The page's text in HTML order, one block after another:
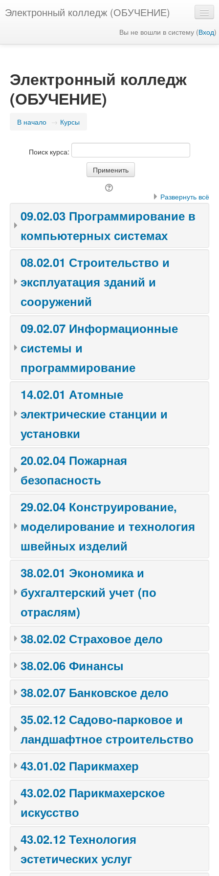
Электронный колледж (ОБУЧЕНИЕ)
Вы не вошли в систему (Вход)
Электронный колледж
(ОБУЧЕНИЕ)
В начало → Курсы
Поиск курса:
Развернуть всё
09.02.03 Программирование в
компьютерных системах
08.02.01 Строительство и
эксплуатация зданий и
сооружений
09.02.07 Информационные
системы и
программирование
14.02.01 Атомные
электрические станции и
установки
20.02.04 Пожарная
безопасность
29.02.04 Конструирование,
моделирование и технология
швейных изделий
38.02.01 Экономика и
бухгалтерский учет (по
отраслям)
38.02.02 Страховое дело
38.02.06 Финансы
38.02.07 Банковское дело
35.02.12 Садово-парковое и
ландшафтное строительство
43.01.02 Парикмахер
43.02.02 Парикмахерское
искусство
43.02.12 Технология
эстетических услуг